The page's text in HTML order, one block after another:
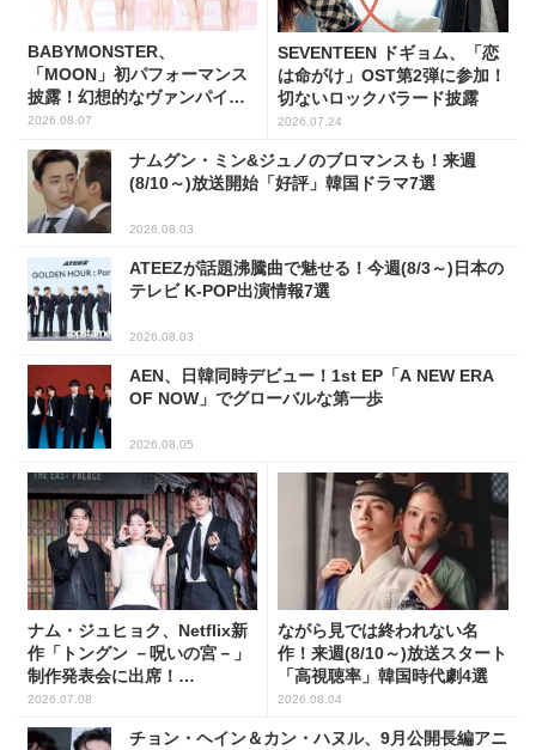
BABYMONSTER、
「MOON」初パフォーマンス
披露！幻想的なヴァンパイア
の世界観を表現
2026.08.07
SEVENTEEN ドギョム、「恋
は命がけ」OST第2弾に参加！
切ないロックバラード披露
2026.07.24
ナムグン・ミン&ジュノのブロマンスも！来週
(8/10～)放送開始「好評」韓国ドラマ7選
2026.08.03
ATEEZが話題沸騰曲で魅せる！今週(8/3～)日本の
テレビ K-POP出演情報7選
2026.08.03
AEN、日韓同時デビュー！1st EP「A NEW ERA
OF NOW」でグローバルな第一歩
2026.08.05
ナム・ジュヒョク、Netflix新
作「トングン －呪いの宮－」
制作発表会に出席！
(PHOTO17枚)
2026.07.08
ながら見では終われない名
作！来週(8/10～)放送スタート
「高視聴率」韓国時代劇4選
2026.08.04
チョン・ヘイン＆カン・ハヌル、9月公開長編アニ